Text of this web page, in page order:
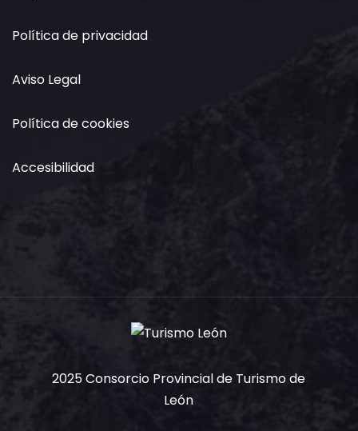
Política de privacidad
Aviso Legal
Política de cookies
Accesibilidad
2025 Consorcio Provincial de Turismo de
León